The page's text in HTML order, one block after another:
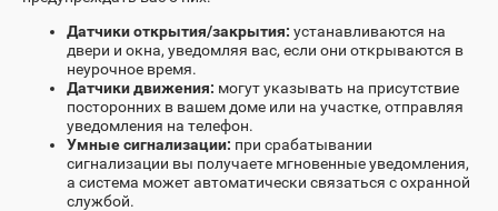
Датчики открытия/закрытия: устанавливаются на
двери и окна, уведомляя вас, если они открываются в
неурочное время.
Датчики движения: могут указывать на присутствие
посторонних в вашем доме или на участке, отправляя
уведомления на телефон.
Умные сигнализации: при срабатывании
сигнализации вы получаете мгновенные уведомления,
а система может автоматически связаться с охранной
службой.